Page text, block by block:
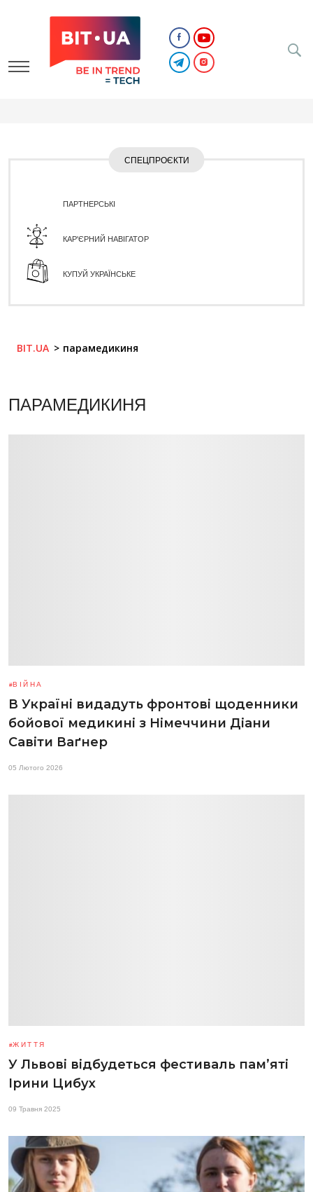
СПЕЦПРОЄКТИ
ПАРТНЕРСЬКІ
КАР'ЄРНИЙ НАВІГАТОР
КУПУЙ УКРАЇНСЬКЕ
BIT.UA парамедикиня
ПАРАМЕДИКИНЯ
ВІЙНА
В Україні видадуть фронтові щоденники
бойової медикині з Німеччини Діани
Савіти Ваґнер
05 Лютого 2026
ЖИТТЯ
У Львові відбудеться фестиваль пам’яті
Ірини Цибух
09 Травня 2025